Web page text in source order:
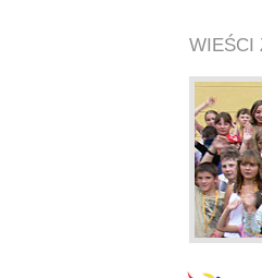
WIEŚCI